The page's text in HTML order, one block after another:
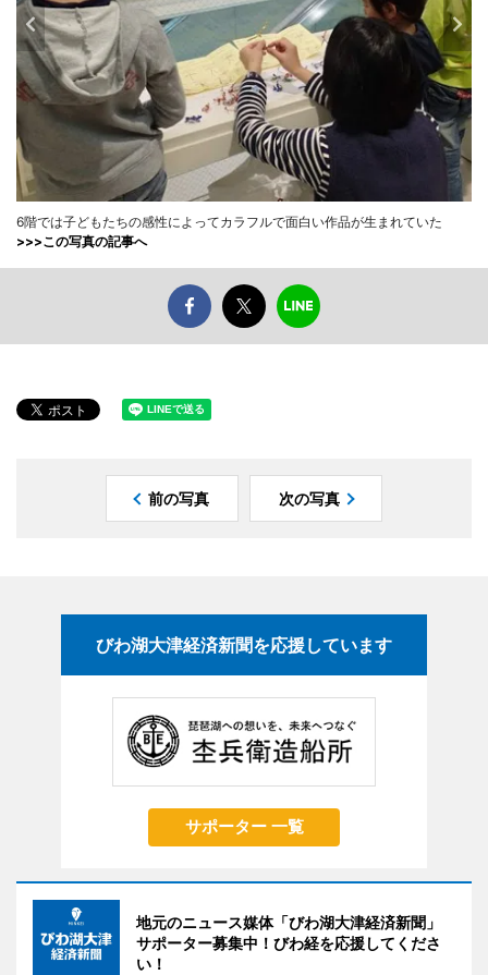
6階では子どもたちの感性によってカラフルで面白い作品が生まれていた
>>>この写真の記事へ
前の写真 次の写真
びわ湖大津経済新聞を応援しています
サポーター 一覧
地元のニュース媒体「びわ湖大津経済新聞」
サポーター募集中！びわ経を応援してくださ
い！